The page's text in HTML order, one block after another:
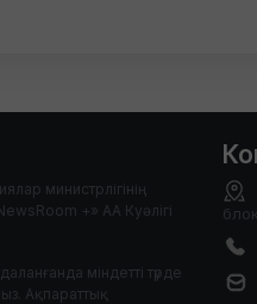
министрлігінің
+» АА Куәлігі
міндетті түрде
Ақпараттық